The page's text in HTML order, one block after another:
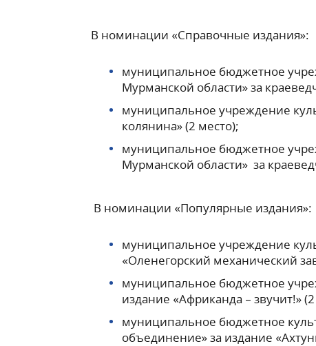
В номинации «Справочные издания»:
муниципальное бюджетное
Мурманской области» за
муниципальное учреждение
колянина» (2 место);
муниципальное бюджетное
Мурманской области» за
В номинации «Популярные издания»:
муниципальное учреждение
«Оленегорский механический
муниципальное бюджетное
издание «Африканда – звучит!»
муниципальное бюджетное
объединение» за издание